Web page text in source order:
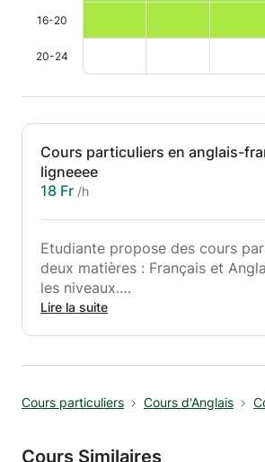
16-20
20-24
Cours particuliers en anglais-
ligneeee
18 Fr /h
Etudiante propose des cours
deux matières : Français et
les niveaux.
Je donne des devoirs après
Vous apprendrez une variété de
amusant
Lire la suite
Cours particuliers Cours d'Anglais
Cours Similaires